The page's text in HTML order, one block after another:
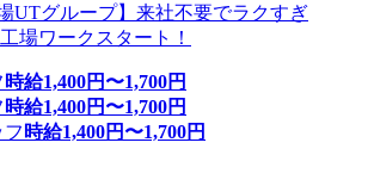
UTグループ】来社不要でラクすぎ
場ワークスタート！
時給1,400円〜1,700円
時給1,400円〜1,700円
時給1,400円〜1,700円